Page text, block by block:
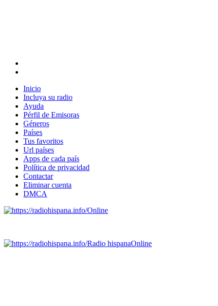
Inicio
Incluya su radio
Ayuda
Pérfil de Emisoras
Géneros
Países
Tus favoritos
Url países
Apps de cada país
Política de privacidad
Contactar
Eliminar cuenta
DMCA
Online
Radio hispanaOnline